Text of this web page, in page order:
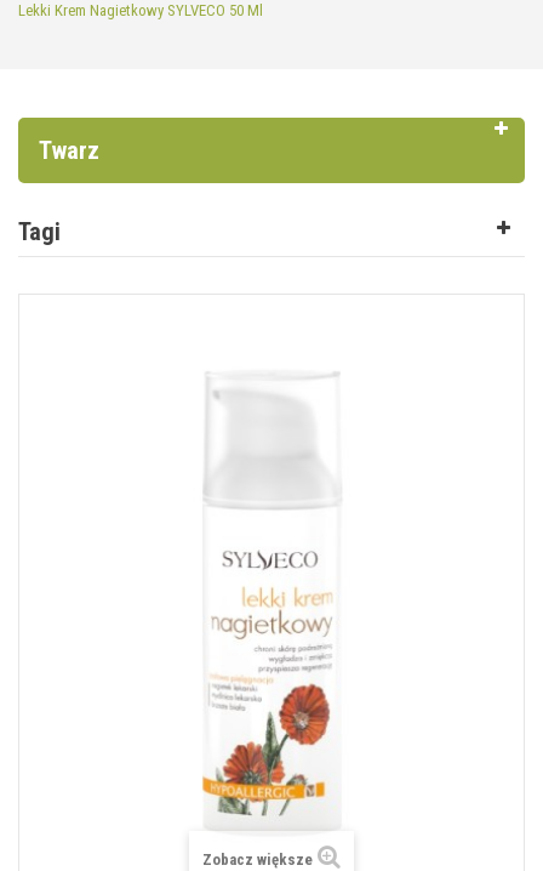
Lekki Krem Nagietkowy SYLVECO 50 Ml
Twarz
Tagi
Zobacz większe